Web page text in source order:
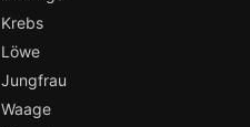
Krebs
Löwe
Jungfrau
Waage